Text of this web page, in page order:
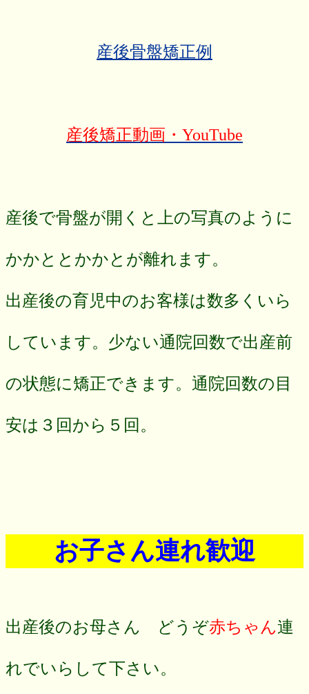
産後骨盤矯正例
産後矯正動画・YouTube
産後で骨盤が開くと上の写真のように
かかととかかとが離れます。
出産後の育児中のお客様は数多くいら
しています。少ない通院回数で出産前
の状態に矯正できます。通院回数の目
安は３回から５回。
お子さん連れ歓迎
出産後のお母さん どうぞ赤ちゃん連
れでいらして下さい。